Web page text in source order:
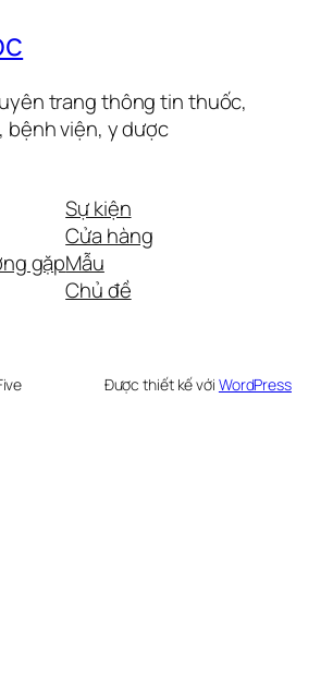
trang thông tin thuốc,
bệnh viện, y dược
gặp
Sự kiện
Cửa hàng
Mẫu
Chủ đề
Được thiết kế với WordPress